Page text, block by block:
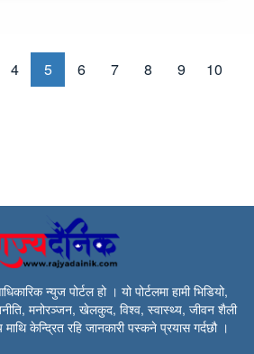
4 5 6 7 8 9
10
न्युज पोर्टल हो । यो पोर्टलमा हामी भिडियो,
मनोरञ्जन, खेलकुद, विश्व, स्वास्थ्य, जीवन शैली
केन्द्रित रहि जानकारी पस्कने प्रयास गर्दछौ ।